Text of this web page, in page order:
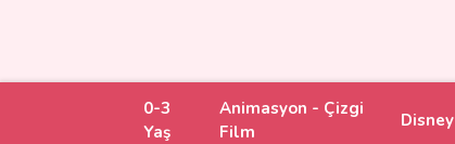
0-3
Yaş
Animasyon - Çizgi
Film
Disney